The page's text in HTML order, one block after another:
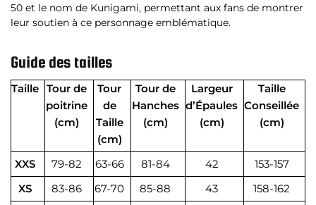
50 et le nom de Kunigami, permettant aux fans de montrer
leur soutien à ce personnage emblématique.
Guide des tailles
Taille Tour de
poitrine
(cm)
Tour
de
Taille
(cm)
Tour de
Hanches
(cm)
Largeur
d’Épaules
(cm)
Taille
Conseillée
(cm)
XXS 79-82 63-66 81-84 42
153-157
XS
83-86 67-70 85-88 43
158-162